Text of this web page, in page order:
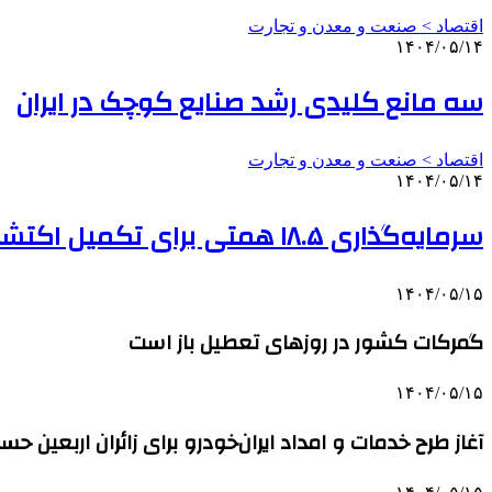
اقتصاد > صنعت و معدن و تجارت
۱۴۰۴/۰۵/۱۴
سه مانع کلیدی رشد صنایع کوچک در ایران
اقتصاد > صنعت و معدن و تجارت
۱۴۰۴/۰۵/۱۴
سرمایه‌گذاری ۱۸.۵ همتی برای تکمیل اکتشافات معدنی تا پایان ۱۴۰۴
۱۴۰۴/۰۵/۱۵
گمرکات کشور در روزهای تعطیل باز است
۱۴۰۴/۰۵/۱۵
آغاز طرح خدمات و امداد ایران‌خودرو برای زائران اربعین